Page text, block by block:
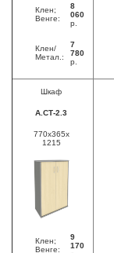
Клен;
Венге:
8
060
р.
Клен/
Метал.:
7
780
р.
Шкаф
А.СТ-2.3
770x365x
1215
Клен;
Венге:
9
170